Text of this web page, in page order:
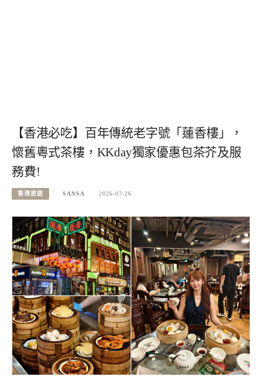
【香港必吃】百年傳統老字號「蓮香樓」，
懷舊粵式茶樓，KKday獨家優惠包茶芥及服
務費!
香港旅遊 SANSA 2026-07-26